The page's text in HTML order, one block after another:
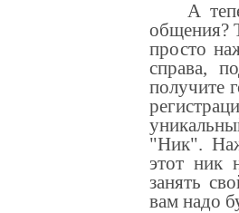
А
общения?
просто
справа,
получите
"Ник".
этот ник
занять
вам надо